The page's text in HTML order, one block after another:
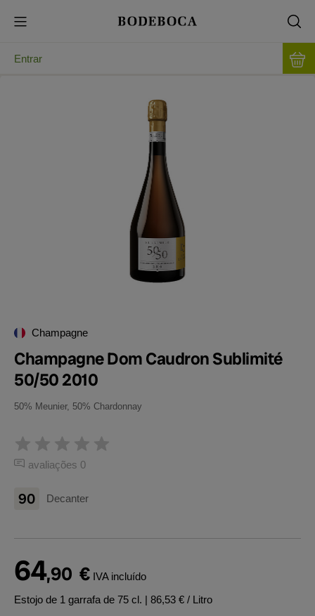
Entrar
Champagne
Champagne Dom Caudron Sublimité
50/50 2010
50% Meunier, 50% Chardonnay
avaliações 0
90 Decanter
64,90 € IVA incluído
Estojo de 1 garrafa de 75 cl. | 86,53 € / Litro